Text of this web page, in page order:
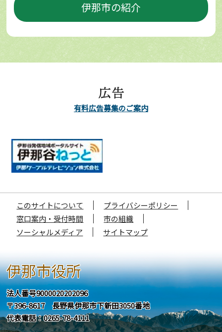
伊那市の紹介
有料広告募集のご案内
このサイトについて
プライバシーポリシー
窓口案内・受付時間
市の組織
ソーシャルメディア
サイトマップ
伊那市役所
法人番号9000020202096
〒396-8617 長野県伊那市下新田3050番地
代表電話：0265-78-4111